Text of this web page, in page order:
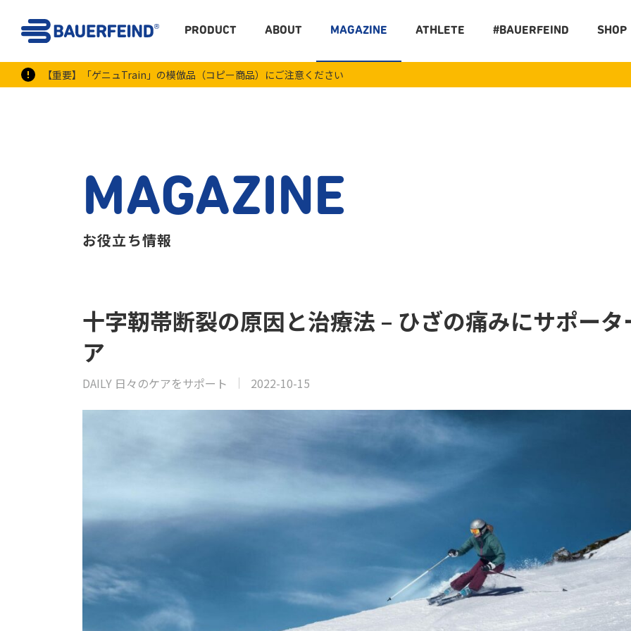
【重要】「ゲニュTrain」の模倣品（コピー商品）にご注意ください
PRODUCT ABOUT MAGAZINE ATHLETE #BAUERFEIND SHOP
MAGAZINE
お役立ち情報
十字靭帯断裂の原因と治療法 – ひざの痛みにサポータ
ア
DAILY 日々のケアをサポート 2022-10-15